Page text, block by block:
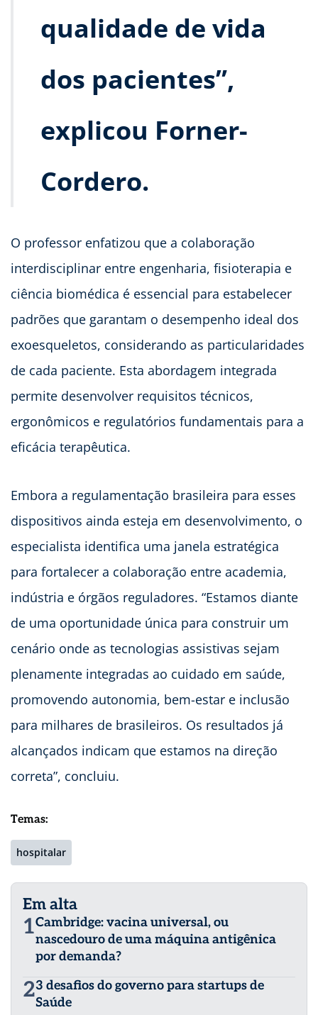
qualidade de vida
dos pacientes”,
explicou Forner-
Cordero.
O professor enfatizou que a colaboração
interdisciplinar entre engenharia, fisioterapia e
ciência biomédica é essencial para estabelecer
padrões que garantam o desempenho ideal dos
exoesqueletos, considerando as particularidades
de cada paciente. Esta abordagem integrada
permite desenvolver requisitos técnicos,
ergonômicos e regulatórios fundamentais para a
eficácia terapêutica.
Embora a regulamentação brasileira para esses
dispositivos ainda esteja em desenvolvimento, o
especialista identifica uma janela estratégica
para fortalecer a colaboração entre academia,
indústria e órgãos reguladores. “Estamos diante
de uma oportunidade única para construir um
cenário onde as tecnologias assistivas sejam
plenamente integradas ao cuidado em saúde,
promovendo autonomia, bem-estar e inclusão
para milhares de brasileiros. Os resultados já
alcançados indicam que estamos na direção
correta”, concluiu.
Temas:
hospitalar
Em alta
1Cambridge: vacina universal, ou
nascedouro de uma máquina antigênica
por demanda?
23 desafios do governo para startups de
Saúde